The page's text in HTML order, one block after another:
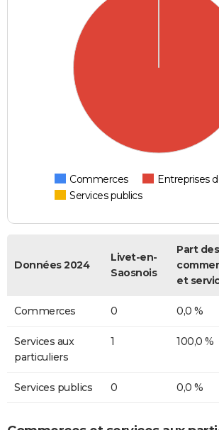
Commerces
Entreprises
Services publics
Données 2024
Livet-en-
Saosnois
Part des
et
Commerces 0 0,0 %
Services aux
particuliers
1 100,0 %
Services publics 0 0,0 %